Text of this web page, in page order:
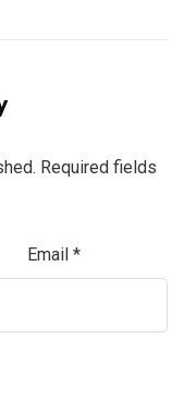
Required fields
Email *